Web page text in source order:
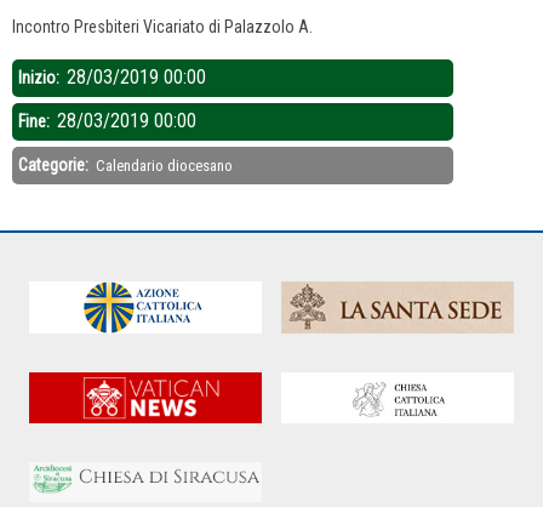
Incontro Presbiteri Vicariato di Palazzolo A.
Inizio: 28/03/2019 00:00
Fine: 28/03/2019 00:00
Categorie: Calendario diocesano